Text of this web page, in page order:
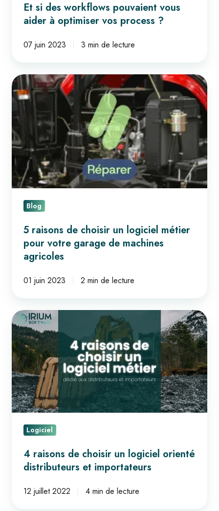
Et si des workflows pouvaient vous
aider à optimiser vos process ?
07 juin 2023 3 min de lecture
5
raisons
de
choisir
un
logiciel
métier
pour
votre
garage
machines
agricoles
Blog
5 raisons de choisir un logiciel métier
pour votre garage de machines
agricoles
01 juin 2023 2 min de lecture
4
raisons
de
choisir
un
logiciel
orienté
distributeurs
importateurs
Logiciel
4 raisons de choisir un logiciel orienté
distributeurs et importateurs
12 juillet 2022 4 min de lecture